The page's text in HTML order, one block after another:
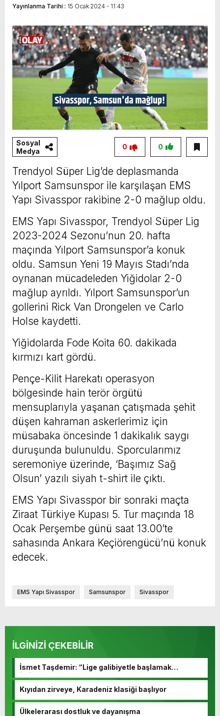
Klavye Kahramanlığı Değil, Şimdi
Sivasspor’a Destek Zamanı!
Yayınlanma Tarihi : 15 Ocak 2024 - 11:43
Sosyal
Medya
0
0
Trendyol Süper Lig’de deplasmanda
Yılport Samsunspor ile karşılaşan EMS
Yapı Sivasspor rakibine 2-0 mağlup oldu.
EMS Yapı Sivasspor, Trendyol Süper Lig
2023-2024 Sezonu’nun 20. hafta
maçında Yılport Samsunspor’a konuk
oldu. Samsun Yeni 19 Mayıs Stadı’nda
oynanan mücadeleden Yiğidolar 2-0
mağlup ayrıldı. Yılport Samsunspor’un
gollerini Rick Van Drongelen ve Carlo
Holse kaydetti.
Yiğidolarda Fode Koita 60. dakikada
kırmızı kart gördü.
Pençe-Kilit Harekatı operasyon
bölgesinde hain terör örgütü
mensuplarıyla yaşanan çatışmada şehit
düşen kahraman askerlerimiz için
müsabaka öncesinde 1 dakikalık saygı
duruşunda bulunuldu. Sporcularımız
seremoniye üzerinde, ‘Başımız Sağ
Olsun’ yazılı siyah t-shirt ile çıktı.
EMS Yapı Sivasspor bir sonraki maçta
Ziraat Türkiye Kupası 5. Tur maçında 18
Ocak Perşembe günü saat 13.00’te
sahasında Ankara Keçiörengücü’nü konuk
edecek.
EMS Yapı Sivasspor Samsunspor Sivasspor
İLGİNİZİ ÇEKEBİLİR
İsmet Taşdemir: “Lige galibiyetle başlamak
istiyoruz”
Kıyıdan zirveye, Karadeniz klasiği başlıyor
Ülkelerarası dostluk ve dayanışma